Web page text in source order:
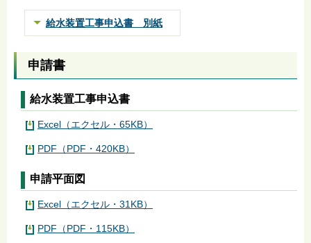
給水装置工事申込書 別紙
申請書
給水装置工事申込書
Excel（エクセル・65KB）
PDF（PDF・420KB）
申請平面図
Excel（エクセル・31KB）
PDF（PDF・115KB）